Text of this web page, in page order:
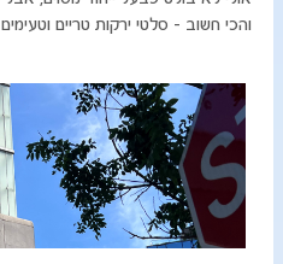
והכי חשוב - סלטי ירקות טריים